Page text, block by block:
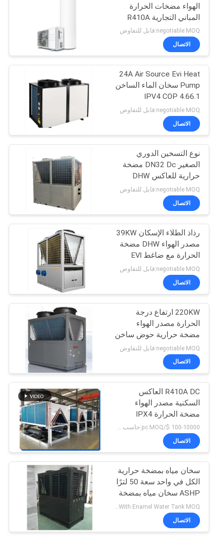
أخبار
القضايا
اطلب
عرض
أسعار
خريطة
الموقع
سياسة
الخصوصية
مضخة حرارة مصدر
الهواء لحمام السباحة
28
مضخة حرارة سبا
8
مضخة حرارة DHW
25
مضخة حرارة مصدر
الهواء EVI
26
مضخة حرارية بعاكس
تيار مستمر
19
الهواء مضخات الحرارة
المباني التجارية R410A
negotiable MOQ:قابل للتفاوض
الاتصال
24A Air Source Evi Heat
Pump سخان الماء الساخن
IPV4 COP 4.66.1
negotiable MOQ:قابل للتفاوض
الاتصال
نوع التسخين الدوري
الصغير DN32 Dc مضخة
حرارية للعاكس DHW
negotiable MOQ:قابل للتفاوض
الاتصال
رذاذ الطلاء الإسكان 39KW
مصدر الهواء DHW مضخة
الحرارة مع ضاغط EVl
negotiable MOQ:قابل للتفاوض
الاتصال
220KW ارتفاع درجة
الحرارة مصدر الهواء
مضخة حرارية حوض ساخن
380 فولت
negotiable MOQ:قابل للتفاوض
الاتصال
R410A DC العاكس
السكنية مصدر الهواء
مضخة الحرارة IPX4
للمطعم
100-10000 $/pc MOQ:حاسب شخصي 1
الاتصال
سخان مياه بمضخة حرارية
الكل في واحد سعة 50 لترًا
ASHP سخان مياه بمضخة
حرارية خارجية
NegotiableDomestic Air Source Heat Pump All In One Heat Cooling And Hot Water9DHW) With Enamel Water Tank MOQ:قابل للتفاوض
الاتصال